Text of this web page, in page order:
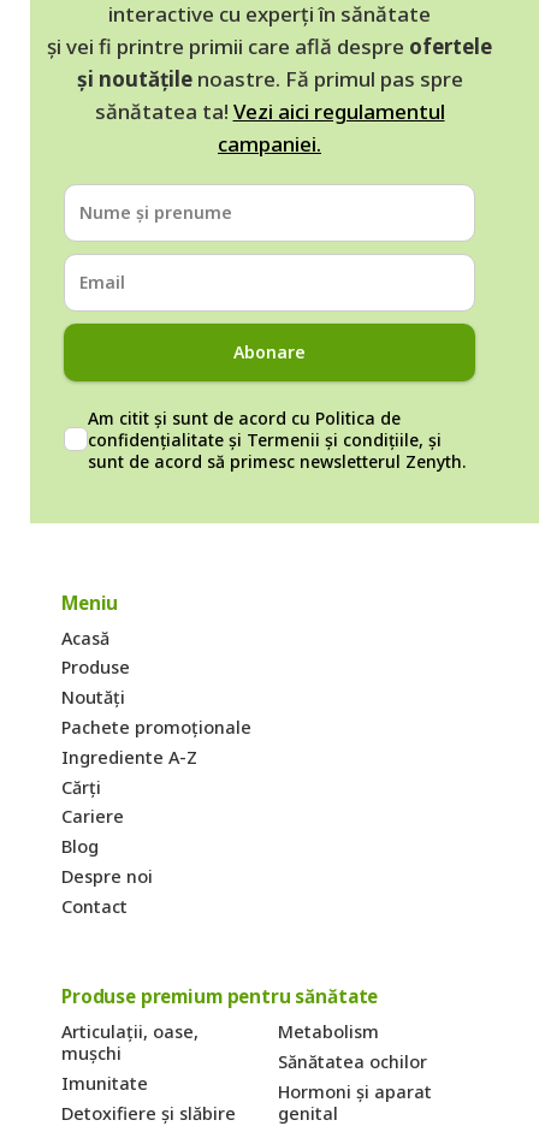
interactive cu experți în sănătate
și vei fi printre primii care află despre ofertele
și noutățilenoastre. Fă primul pas spre
sănătatea ta! Vezi aici regulamentul
campaniei.
Abonare
Am citit și sunt de acord cu Politica de
confidențialitate și Termenii și condițiile, și
sunt de acord să primesc newsletterul Zenyth.
Meniu
Acasă
Produse
Noutăți
Pachete promoționale
Ingrediente A-Z
Cărți
Cariere
Blog
Despre noi
Contact
Produse premium pentru sănătate
Articulații, oase,
mușchi
Imunitate
Detoxifiere și slăbire
Metabolism
Sănătatea ochilor
Hormoni și aparat
genital